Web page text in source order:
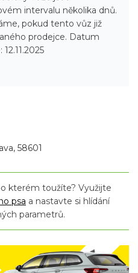
intervalu několika dnů.
pokud tento vůz již
prodejce. Datum
58601
kterém toužíte? Využijte
psa a nastavte si hlídání
parametrů.